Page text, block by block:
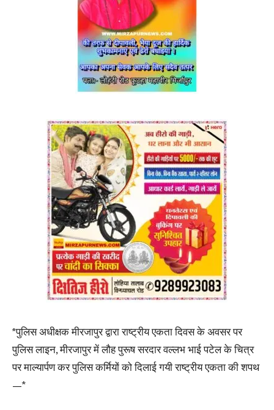
*पुलिस अधीक्षक मीरजापुर द्वारा राष्ट्रीय एकता दिवस के अवसर पर
पुलिस लाइन, मीरजापुर में लौह पुरूष सरदार वल्लभ भाई पटेल के चित्र
पर माल्यार्पण कर पुलिस कर्मियों को दिलाई गयी राष्ट्रीय एकता की शपथ
—*